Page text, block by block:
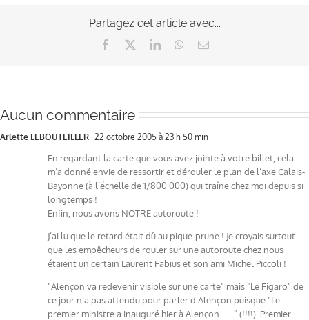
Partagez cet article avec...
Facebook LinkedInWhatsApp
Email
Aucun commentaire
Arlette LEBOUTEILLER 22 octobre 2005 à 23 h 50 min
En regardant la carte que vous avez jointe à votre billet, cela
m’a donné envie de ressortir et dérouler le plan de l’axe Calais-
Bayonne (à l’échelle de 1/800 000) qui traîne chez moi depuis si
longtemps !
Enfin, nous avons NOTRE autoroute !
J’ai lu que le retard était dû au pique-prune ! Je croyais surtout
que les empêcheurs de rouler sur une autoroute chez nous
étaient un certain Laurent Fabius et son ami Michel Piccoli !
"Alençon va redevenir visible sur une carte" mais "Le Figaro" de
ce jour n’a pas attendu pour parler d’Alençon puisque "Le
premier ministre a inauguré hier à Alençon……." (!!!!). Premier